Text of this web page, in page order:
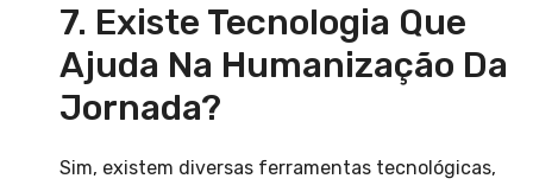
7. Existe Tecnologia Que
Ajuda Na Humanização Da
Jornada?
Sim, existem diversas ferramentas tecnológicas,